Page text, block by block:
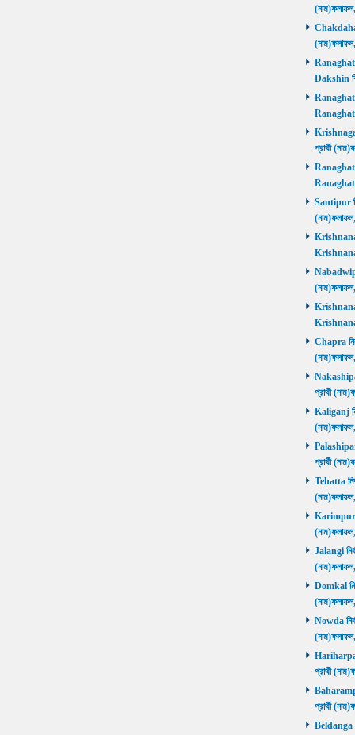
Chakdaha
Ranaghat
Dakshin
Ranaghat
Ranaghat
প্রার্থী
Ranaghat
Ranaghat
Santipur
Nabadwip
Chapra
প্রার্থী
Kaliganj
প্রার্থী
Tehatta
Karimpur
Jalangi
Domkal
Nowda
প্রার্থী
প্রার্থী
Beldanga